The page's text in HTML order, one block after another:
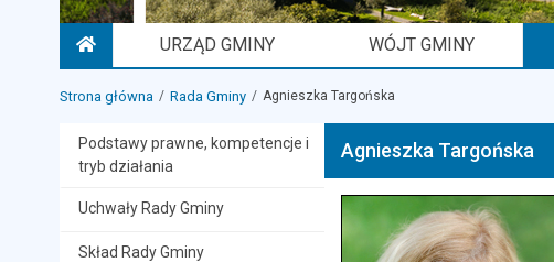
URZĄD GMINY WÓJT GMINY
Strona główna Rada Gminy Agnieszka Targońska
Podstawy prawne, kompetencje i
tryb działania
Uchwały Rady Gminy
Skład Rady Gminy
Agnieszka Targońska